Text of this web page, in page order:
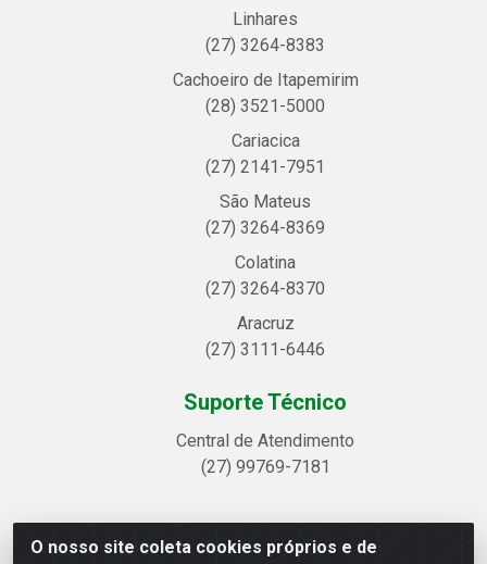
O nosso site coleta cookies próprios e de
Linhares
(27) 3264-8383
Cachoeiro de Itapemirim
(28) 3521-5000
Cariacica
(27) 2141-7951
São Mateus
(27) 3264-8369
Colatina
(27) 3264-8370
Aracruz
(27) 3111-6446
Suporte Técnico
Central de Atendimento
(27) 99769-7181